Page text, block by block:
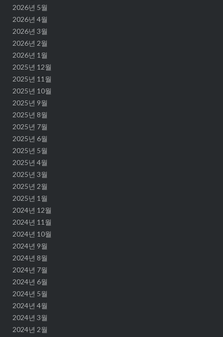
2026년 5월
2026년 4월
2026년 3월
2026년 2월
2026년 1월
2025년 12월
2025년 11월
2025년 10월
2025년 9월
2025년 8월
2025년 7월
2025년 6월
2025년 5월
2025년 4월
2025년 3월
2025년 2월
2025년 1월
2024년 12월
2024년 11월
2024년 10월
2024년 9월
2024년 8월
2024년 7월
2024년 6월
2024년 5월
2024년 4월
2024년 3월
2024년 2월